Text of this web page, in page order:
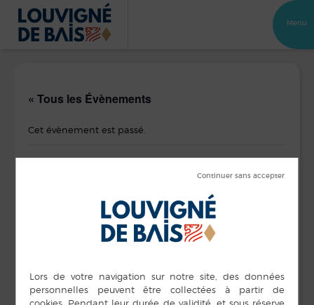
Menu
« Tous les Évènements
Cet évènement est passé.
Gai savoir – club amitié et loisirs
6 octobre 2022